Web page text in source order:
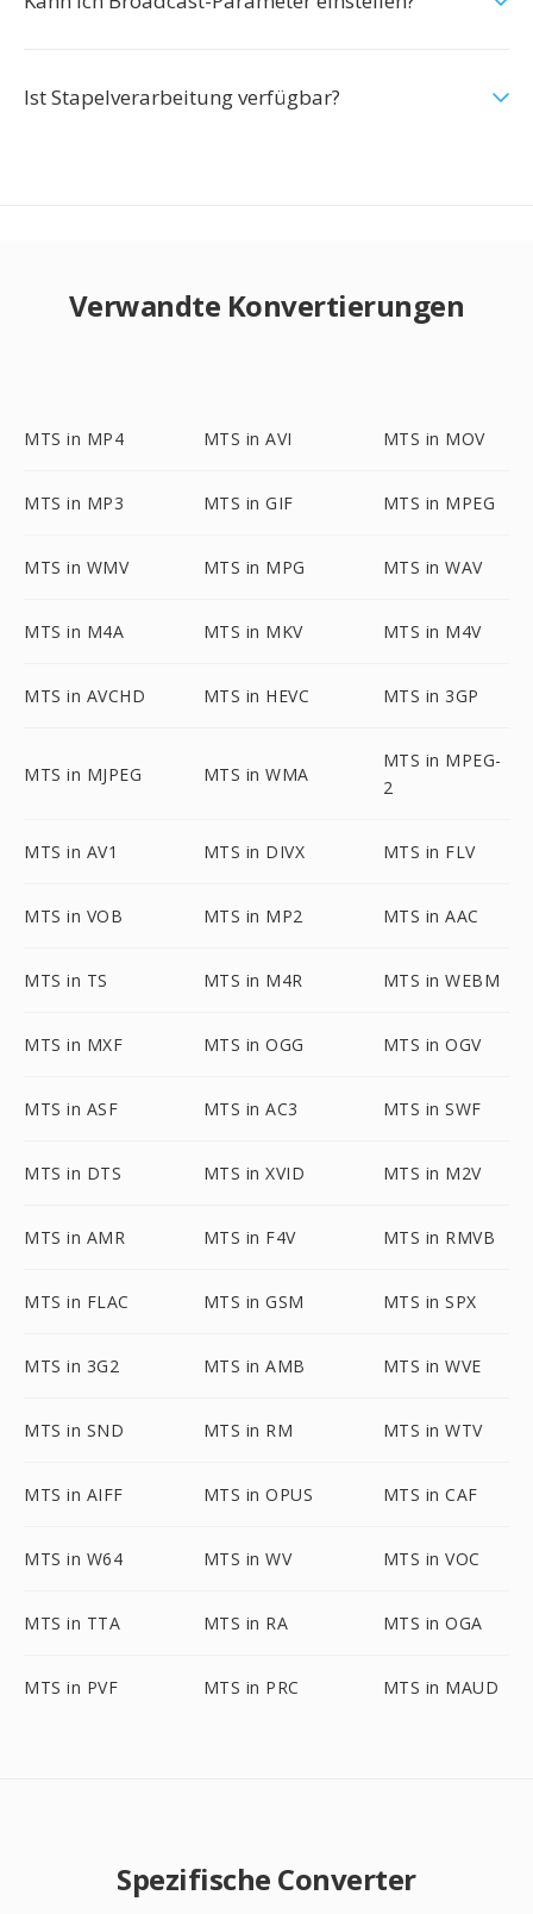
Ist Stapelverarbeitung verfügbar?
Verwandte Konvertierungen
MTS in MP4 MTS in AVI MTS in MOV
MTS in MP3 MTS in GIF MTS in MPEG
MTS in WMV MTS in MPG MTS in WAV
MTS in M4A MTS in MKV MTS in M4V
MTS in AVCHD MTS in HEVC MTS in 3GP
MTS in MJPEG MTS in WMA
MTS in MPEG-
2
MTS in AV1 MTS in DIVX MTS in FLV
MTS in VOB MTS in MP2 MTS in AAC
MTS in TS MTS in M4R MTS in WEBM
MTS in MXF MTS in OGG MTS in OGV
MTS in ASF MTS in AC3 MTS in SWF
MTS in DTS MTS in XVID MTS in M2V
MTS in AMR MTS in F4V MTS in RMVB
MTS in FLAC MTS in GSM MTS in SPX
MTS in 3G2 MTS in AMB MTS in WVE
MTS in SND MTS in RM MTS in WTV
MTS in AIFF MTS in OPUS MTS in CAF
MTS in W64 MTS in WV MTS in VOC
MTS in TTA MTS in RA MTS in OGA
MTS in PVF MTS in PRC MTS in MAUD
Spezifische Converter